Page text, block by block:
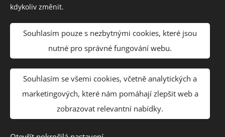
© Appartement Marek | 2023-26
Vaše dovolená v Korutanech ♥️
kdykoliv změnit.
Souhlasím pouze s nezbytnými cookies, které jsou
nutné pro správné fungování webu.
Souhlasím se všemi cookies, včetně analytických a
marketingových, které nám pomáhají zlepšit web a
zobrazovat relevantní nabídky.